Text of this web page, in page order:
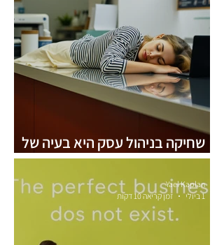
שחיקה בניהול עסק היא בעיה של
מספרים, לא של רגשות
Yael Kaplan
1 ביולי
זמן קריאה 10 דקות